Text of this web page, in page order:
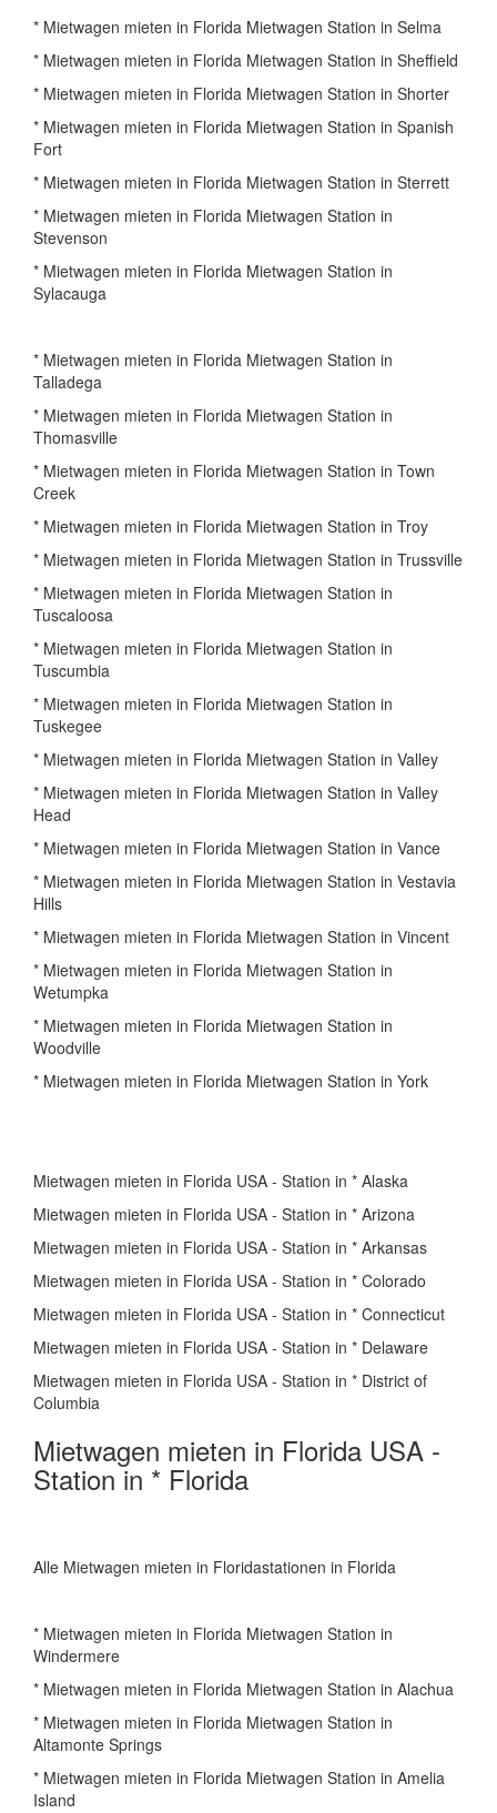
* Mietwagen mieten in Florida Mietwagen Station in Selma
* Mietwagen mieten in Florida Mietwagen Station in Sheffield
* Mietwagen mieten in Florida Mietwagen Station in Shorter
* Mietwagen mieten in Florida Mietwagen Station in Spanish
Fort
* Mietwagen mieten in Florida Mietwagen Station in Sterrett
* Mietwagen mieten in Florida Mietwagen Station in
Stevenson
* Mietwagen mieten in Florida Mietwagen Station in
Sylacauga
* Mietwagen mieten in Florida Mietwagen Station in
Talladega
* Mietwagen mieten in Florida Mietwagen Station in
Thomasville
* Mietwagen mieten in Florida Mietwagen Station in Town
Creek
* Mietwagen mieten in Florida Mietwagen Station in Troy
* Mietwagen mieten in Florida Mietwagen Station in Trussville
* Mietwagen mieten in Florida Mietwagen Station in
Tuscaloosa
* Mietwagen mieten in Florida Mietwagen Station in
Tuscumbia
* Mietwagen mieten in Florida Mietwagen Station in
Tuskegee
* Mietwagen mieten in Florida Mietwagen Station in Valley
* Mietwagen mieten in Florida Mietwagen Station in Valley
Head
* Mietwagen mieten in Florida Mietwagen Station in Vance
* Mietwagen mieten in Florida Mietwagen Station in Vestavia
Hills
* Mietwagen mieten in Florida Mietwagen Station in Vincent
* Mietwagen mieten in Florida Mietwagen Station in
Wetumpka
* Mietwagen mieten in Florida Mietwagen Station in
Woodville
* Mietwagen mieten in Florida Mietwagen Station in York
Mietwagen mieten in Florida USA - Station in * Alaska
Mietwagen mieten in Florida USA - Station in * Arizona
Mietwagen mieten in Florida USA - Station in * Arkansas
Mietwagen mieten in Florida USA - Station in * Colorado
Mietwagen mieten in Florida USA - Station in * Connecticut
Mietwagen mieten in Florida USA - Station in * Delaware
Mietwagen mieten in Florida USA - Station in * District of
Columbia
Mietwagen mieten in Florida USA -
Station in * Florida
Alle Mietwagen mieten in Floridastationen in Florida
* Mietwagen mieten in Florida Mietwagen Station in
Windermere
* Mietwagen mieten in Florida Mietwagen Station in Alachua
* Mietwagen mieten in Florida Mietwagen Station in
Altamonte Springs
* Mietwagen mieten in Florida Mietwagen Station in Amelia
Island